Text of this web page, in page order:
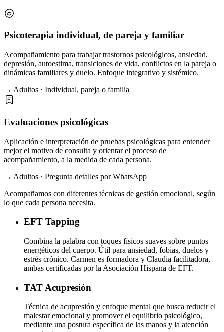
Psicoterapia individual, de pareja y familiar
Acompañamiento para trabajar trastornos psicológicos, ansiedad,
depresión, autoestima, transiciones de vida, conflictos en la pareja o
dinámicas familiares y duelo. Enfoque integrativo y sistémico.
→ Adultos · Individual, pareja o familia
Evaluaciones psicológicas
Aplicación e interpretación de pruebas psicológicas para entender
mejor el motivo de consulta y orientar el proceso de
acompañamiento, a la medida de cada persona.
→ Adultos · Pregunta detalles por WhatsApp
Acompañamos con diferentes técnicas de gestión emocional, según
lo que cada persona necesita.
EFT Tapping
Combina la palabra con toques físicos suaves sobre puntos
energéticos del cuerpo. Útil para ansiedad, fobias, duelos y
estrés crónico. Carmen es formadora y Claudia facilitadora,
ambas certificadas por la Asociación Hispana de EFT.
TAT Acupresión
Técnica de acupresión y enfoque mental que busca reducir el
malestar emocional y promover el equilibrio psicológico,
mediante una postura específica de las manos y la atención